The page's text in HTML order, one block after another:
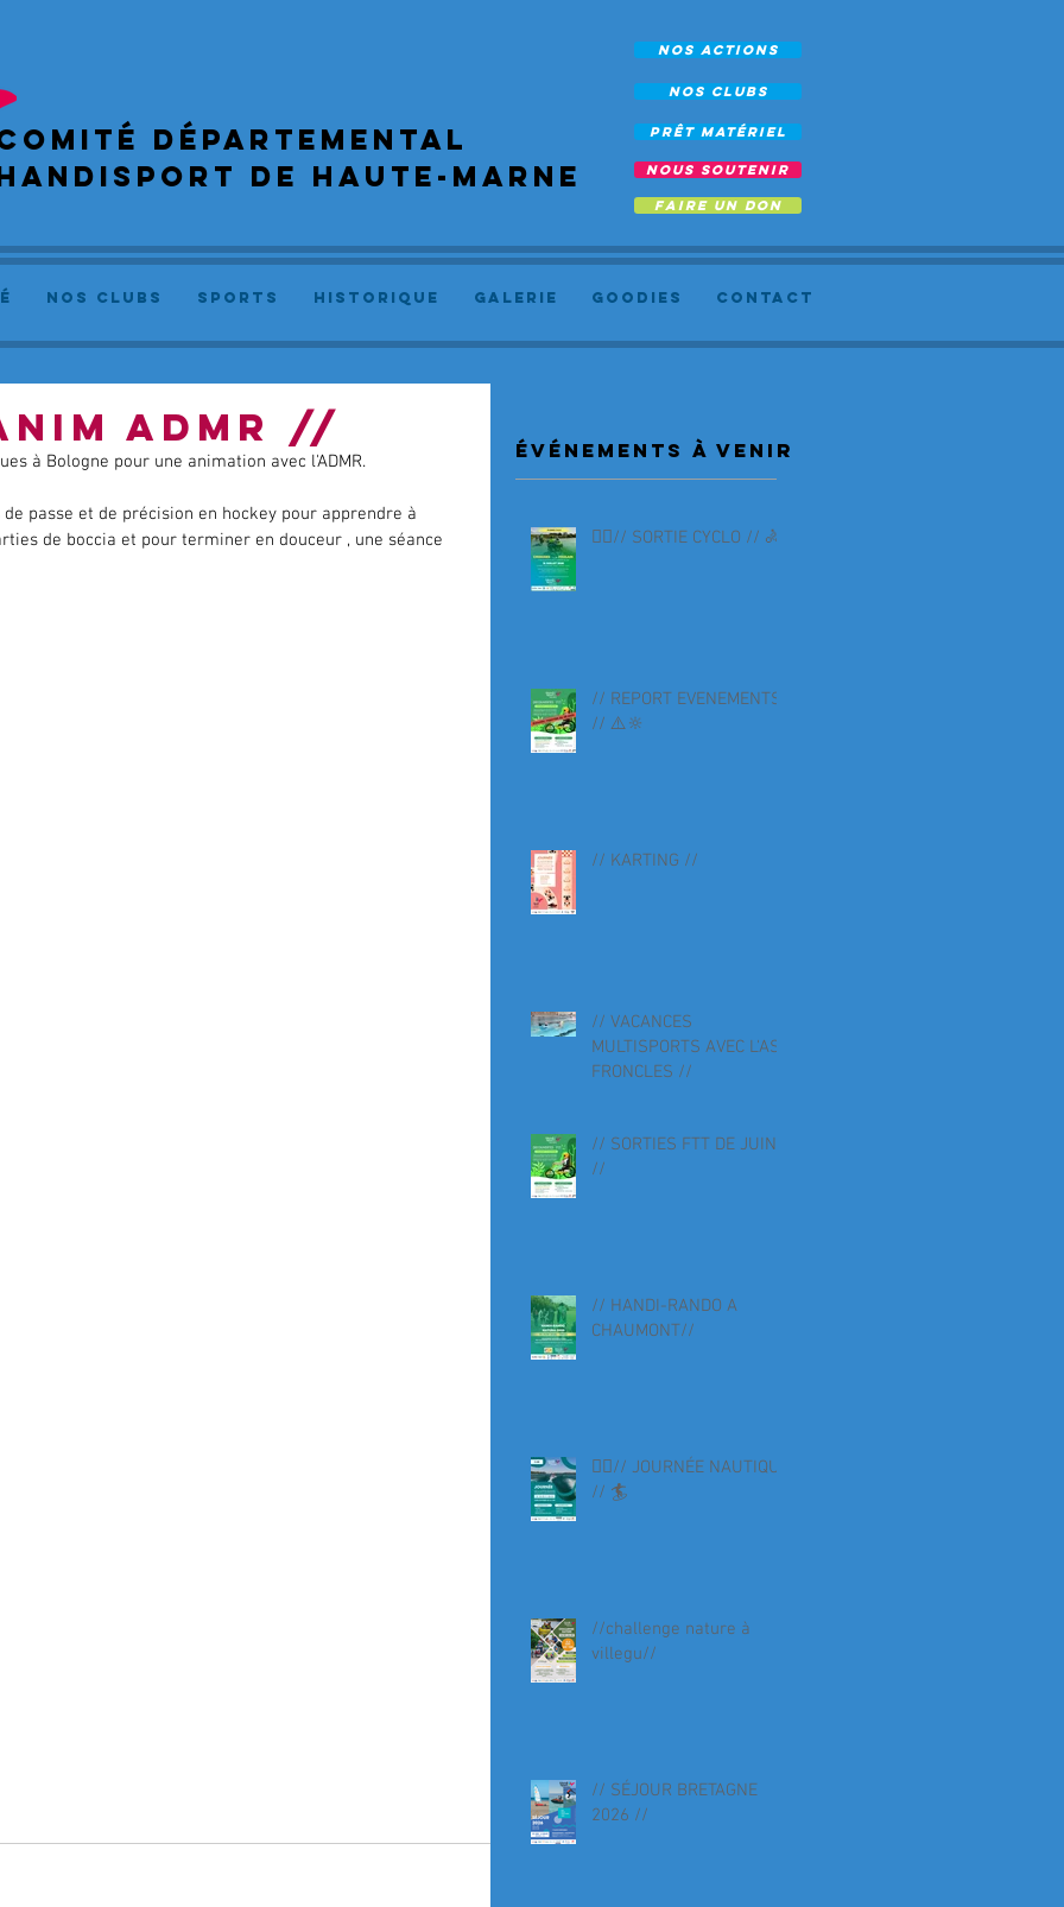
départemental
de haute-marne
NOUS SOUTENIR
NOS ACTIONS
NOS CLUBS
prêt Matériel
FAIRE UN DON
NOS CLUBS SPORTS Historique GALERIE Goodies Contact
ADMR //
à Bologne pour une animation avec l'ADMR.
passe et de précision en hockey pour apprendre à
de boccia et pour terminer en douceur , une séance
événements à venir
🚴‍♀️// SORTIE CYCLO // 🚴
// REPORT EVENEMENTS
// ⚠️🔆
// KARTING //
// VACANCES
MULTISPORTS AVEC L'AS
FRONCLES //
// SORTIES FTT DE JUIN
//
// HANDI-RANDO A
CHAUMONT//
🏄‍♀️// JOURNÉE NAUTIQUE
// 🏄
//challenge nature à
villegu//
// SÉJOUR BRETAGNE
2026 //